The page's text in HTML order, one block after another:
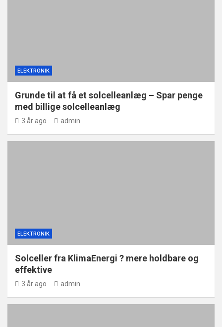
ELEKTRONIK
Grunde til at få et solcelleanlæg – Spar penge
med billige solcelleanlæg
3 år ago admin
ELEKTRONIK
Solceller fra KlimaEnergi ? mere holdbare og
effektive
3 år ago admin